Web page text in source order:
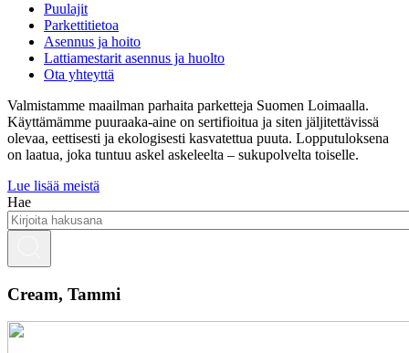
Puulajit
Parkettitietoa
Asennus ja hoito
Lattiamestarit asennus ja huolto
Ota yhteyttä
Valmistamme maailman parhaita parketteja Suomen Loimaalla.
Käyttämämme puuraaka-aine on sertifioitua ja siten jäljitettävissä
olevaa, eettisesti ja ekologisesti kasvatettua puuta. Lopputuloksena
on laatua, joka tuntuu askel askeleelta – sukupolvelta toiselle.
Lue lisää meistä
Hae
Cream, Tammi